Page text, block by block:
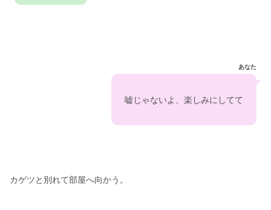
あなた
嘘じゃないよ、楽しみにしてて
カゲツと別れて部屋へ向かう。